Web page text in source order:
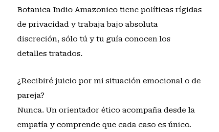
Botanica Indio Amazonico tiene políticas rígidas
de privacidad y trabaja bajo absoluta
discreción, sólo tú y tu guía conocen los
detalles tratados.
¿Recibiré juicio por mi situación emocional o de
pareja?
Nunca. Un orientador ético acompaña desde la
empatía y comprende que cada caso es único.